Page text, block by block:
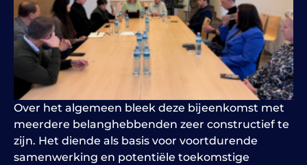
Over het algemeen bleek deze bijeenkomst met
meerdere belanghebbenden zeer constructief te
zijn. Het diende als basis voor voortdurende
samenwerking en potentiële toekomstige